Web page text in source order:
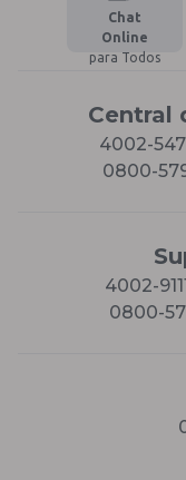
Chat
Online
para Todos
Central
4002-
0800-
4002-
0800-